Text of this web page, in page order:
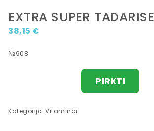
EXTRA SUPER TADARISE
38,15 €
№908
PIRKTI
Kategorija:Vitaminai